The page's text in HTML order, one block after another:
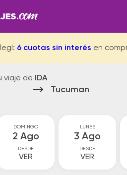
6 cuotas sin interés en
viaje de IDA
Tucuman
DOMINGO
2 Ago
DESDE
VER
LUNES
3 Ago
DESDE
VER